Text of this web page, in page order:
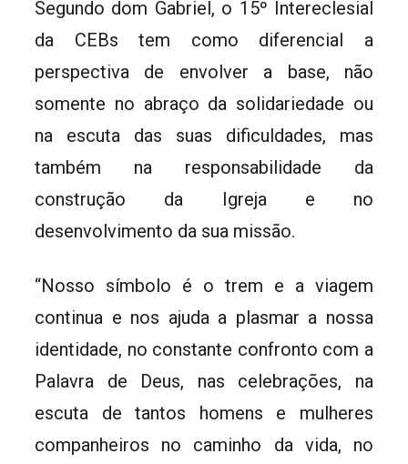
Segundo dom Gabriel, o 15º Intereclesial
da CEBs tem como diferencial a
perspectiva de envolver a base, não
somente no abraço da solidariedade ou
na escuta das suas dificuldades, mas
também na responsabilidade da
construção da Igreja e no
desenvolvimento da sua missão.
“Nosso símbolo é o trem e a viagem
continua e nos ajuda a plasmar a nossa
identidade, no constante confronto com a
Palavra de Deus, nas celebrações, na
escuta de tantos homens e mulheres
companheiros no caminho da vida, no